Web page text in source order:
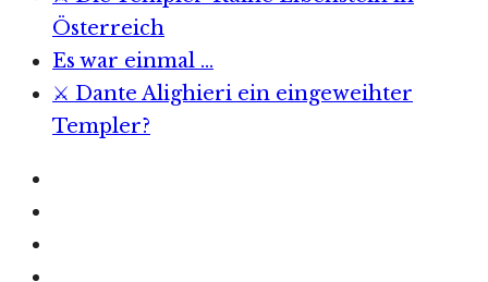
Österreich
Es war einmal …
⚔️ Dante Alighieri ein eingeweihter
Templer?